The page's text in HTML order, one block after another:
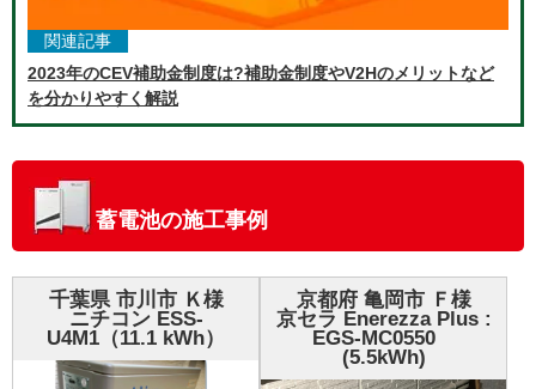
関連記事
2023年のCEV補助金制度は?補助金制度やV2Hのメリットなど
を分かりやすく解説
蓄電池の施工事例
千葉県 市川市 Ｋ様
ニチコン ESS-
U4M1（11.1 kWh）
京都府 亀岡市 Ｆ様
京セラ Enerezza Plus :
EGS-MC0550
(5.5kWh)